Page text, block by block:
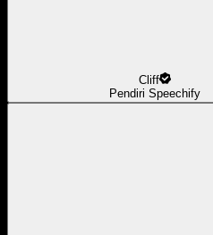
Cliff
Pendiri Speechify